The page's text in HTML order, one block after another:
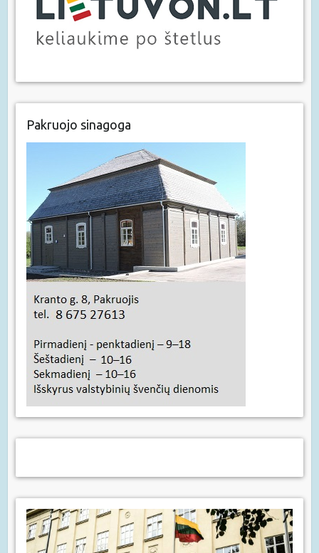
Pakruojo sinagoga